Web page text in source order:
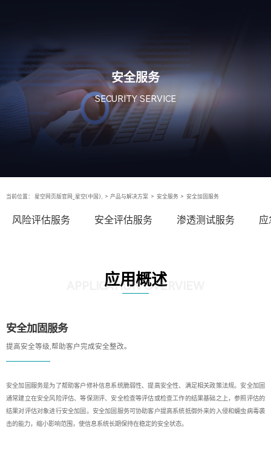
安全服务
SECURITY SERVICE
当前位置： 星空网页版官网_星空(中国), > 产品与解决方案 > 安全服务 > 安全加固服务
风险评估服务 安全评估服务 渗透测试服务
应用概述
APPLICATION OVERVIEW
安全加固服务
提高安全等级,帮助客户完成安全整改。
安全加固服务是为了帮助客户修补信息系统脆弱性、提高安全性、满足相关政策法规。安全加固
通常建立在安全风险评估、等保测评、安全检查等评估或检查工作的结果基础之上，参照评估的
结果对评估对象进行安全加固。安全加固服务可协助客户提高系统抵御外来的入侵和蠕虫病毒袭
击的能力，缩小影响范围，使信息系统长期保持在稳定的安全状态。